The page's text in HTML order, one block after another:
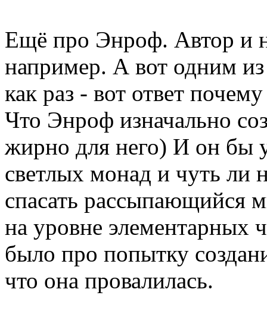
Ещё про Энроф. Автор и
например. А вот одним
как раз - вот ответ
Что Энроф изначально
жирно для него) И он бы
светлых монад и чуть ли
спасать рассыпающийся
на уровне элементарных
было про попытку
что она провалилась.